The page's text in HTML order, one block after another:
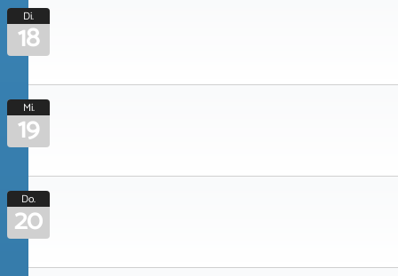
Di.
18
Mi.
19
Do.
20